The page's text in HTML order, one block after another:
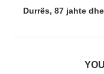
Durrës, 87 jahte